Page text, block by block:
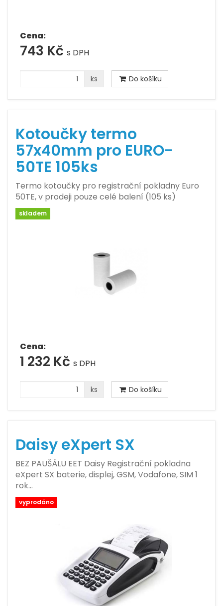
Cena:
743 Kč s DPH
ks Do košíku
Kotoučky termo
57x40mm pro EURO-
50TE 105ks
Termo kotoučky pro registrační pokladny Euro
50TE, v prodeji pouze celé balení (105 ks)
skladem
Cena:
1 232 Kč s DPH
ks Do košíku
Daisy eXpert SX
BEZ PAUŠÁLU EET Daisy Registrační pokladna
eXpert SX baterie, displej, GSM, Vodafone, SIM 1
rok…
vyprodáno